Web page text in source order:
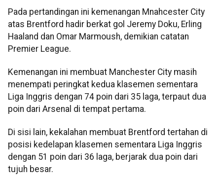
Pada pertandingan ini kemenangan Mnahcester City
atas Brentford hadir berkat gol Jeremy Doku, Erling
Haaland dan Omar Marmoush, demikian catatan
Premier League.
Kemenangan ini membuat Manchester City masih
menempati peringkat kedua klasemen sementara
Liga Inggris dengan 74 poin dari 35 laga, terpaut dua
poin dari Arsenal di tempat pertama.
Di sisi lain, kekalahan membuat Brentford tertahan di
posisi kedelapan klasemen sementara Liga Inggris
dengan 51 poin dari 36 laga, berjarak dua poin dari
tujuh besar.